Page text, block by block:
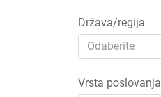
Država/regija
Odaberite
Vrsta poslovanja